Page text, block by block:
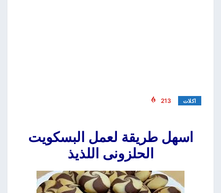
اكلات 213
اسهل طريقة لعمل البسكويت
الحلزونى اللذيذ